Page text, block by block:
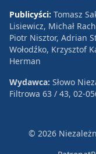
Publicyści: Tomasz
Lisiewicz, Michał
Piotr Nisztor, Adrian
Wołodźko, Krzysztof
Herman
Wydawca: Słowo
Filtrowa 63 / 43, 02-
© 2026